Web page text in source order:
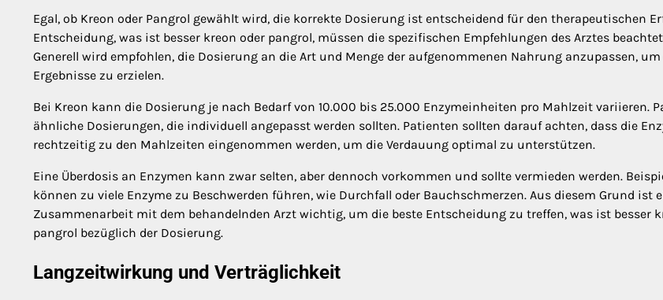
Egal, ob Kreon oder Pangrol gewählt wird, die korrekte Dosierung ist entscheidend für den therapeutischen
Entscheidung, was ist besser kreon oder pangrol, müssen die spezifischen Empfehlungen des Arztes
Generell wird empfohlen, die Dosierung an die Art und Menge der aufgenommenen Nahrung anzupassen, um
Ergebnisse zu erzielen.
Bei Kreon kann die Dosierung je nach Bedarf von 10.000 bis 25.000 Enzymeinheiten pro Mahlzeit variieren.
ähnliche Dosierungen, die individuell angepasst werden sollten. Patienten sollten darauf achten, dass die
rechtzeitig zu den Mahlzeiten eingenommen werden, um die Verdauung optimal zu unterstützen.
Eine Überdosis an Enzymen kann zwar selten, aber dennoch vorkommen und sollte vermieden werden.
können zu viele Enzyme zu Beschwerden führen, wie Durchfall oder Bauchschmerzen. Aus diesem Grund ist
Zusammenarbeit mit dem behandelnden Arzt wichtig, um die beste Entscheidung zu treffen, was ist besser
pangrol bezüglich der Dosierung.
Langzeitwirkung und Verträglichkeit